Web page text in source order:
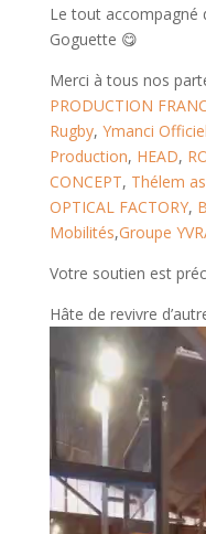
Le tout accompagné
Goguette 😋
Merci à tous nos
PRODUCTION
Rugby, Ymanci Officiel
Production, HEAD,
CONCEPT, Thélem
OPTICAL FACTORY,
Mobilités,Groupe
Votre soutien est
Hâte de revivre
Lecteur
vidéo